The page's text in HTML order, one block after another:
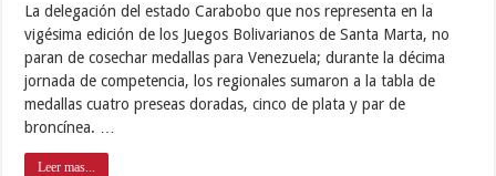
La delegación del estado Carabobo que nos representa en la
vigésima edición de los Juegos Bolivarianos de Santa Marta, no
paran de cosechar medallas para Venezuela; durante la décima
jornada de competencia, los regionales sumaron a la tabla de
medallas cuatro preseas doradas, cinco de plata y par de
broncínea. …
Leer mas...